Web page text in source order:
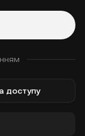
доступу